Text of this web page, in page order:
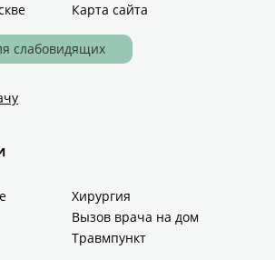
Карта сайта
слабовидящих
Хирургия
Вызов врача на дом
Травмпункт